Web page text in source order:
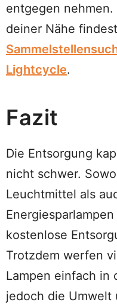
entgegen nehmen.
deiner Nähe
Lightcycle.
Fazit
Die Entsorgung
nicht schwer.
Leuchtmittel als
kostenlose
Trotzdem werfen
Lampen einfach in
jedoch die Umwelt